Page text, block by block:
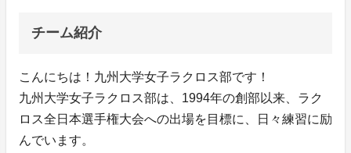
チーム紹介
こんにちは！九州大学女子ラクロス部です！
九州大学女子ラクロス部は、1994年の創部以来、ラク
ロス全日本選手権大会への出場を目標に、日々練習に励
んでいます。